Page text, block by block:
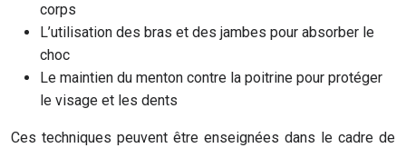
corps
L’utilisation des bras et des jambes pour absorber le
choc
Le maintien du menton contre la poitrine pour protéger
le visage et les dents
Ces techniques peuvent être enseignées dans le cadre de